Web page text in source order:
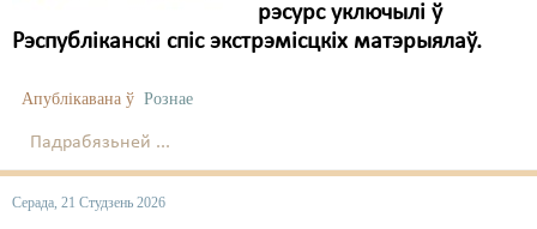
рэсурс уключылі ў
Рэспубліканскі спіс экстрэмісцкіх матэрыялаў.
Апублікавана ў Рознае
Падрабязьней ...
Серада, 21 Студзень 2026
ЛПП